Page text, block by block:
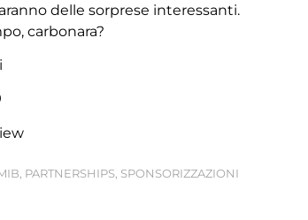
delle sorprese interessanti.
carbonara?
PARTNERSHIPS SPONSORIZZAZIONI